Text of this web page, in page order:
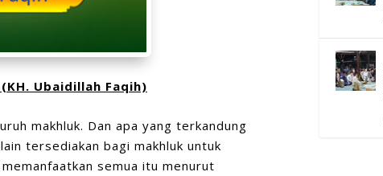
Ubaidillah Faqih)
makhluk. Dan apa yang terkandung
tersediakan bagi makhluk untuk
semua itu menurut